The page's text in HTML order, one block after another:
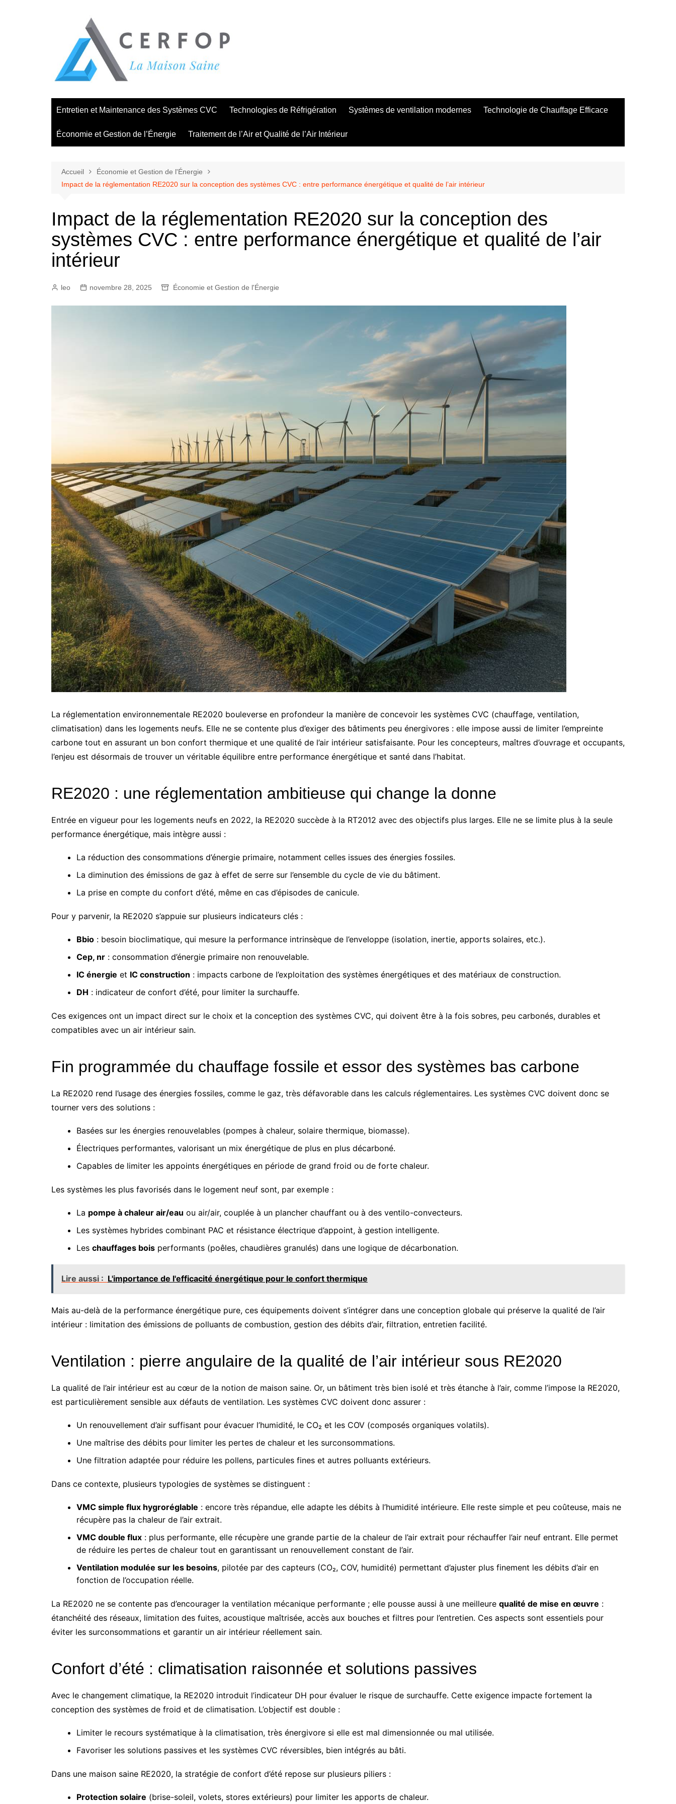
Entretien et Maintenance des Systèmes CVC Technologies de Réfrigération Systèmes de ventilation modernes Technologie de Chauffage Efficace
Économie et Gestion de l’Énergie Traitement de l’Air et Qualité de l’Air Intérieur
Accueil
Économie et Gestion de l'Énergie
Impact de la réglementation RE2020 sur la conception des systèmes CVC : entre performance énergétique et qualité de l’air intérieur
Impact de la réglementation RE2020 sur la conception des
systèmes CVC : entre performance énergétique et qualité de l’air
intérieur
leo novembre 28, 2025 Économie et Gestion de l'Énergie
La réglementation environnementale RE2020 bouleverse en profondeur la manière de concevoir les systèmes CVC (chauffage, ventilation,
climatisation) dans les logements neufs. Elle ne se contente plus d’exiger des bâtiments peu énergivores : elle impose aussi de limiter l’empreinte
carbone tout en assurant un bon confort thermique et une qualité de l’air intérieur satisfaisante. Pour les concepteurs, maîtres d’ouvrage et occupants,
l’enjeu est désormais de trouver un véritable équilibre entre performance énergétique et santé dans l’habitat.
RE2020 : une réglementation ambitieuse qui change la donne
Entrée en vigueur pour les logements neufs en 2022, la RE2020 succède à la RT2012 avec des objectifs plus larges. Elle ne se limite plus à la seule
performance énergétique, mais intègre aussi :
La réduction des consommations d’énergie primaire, notamment celles issues des énergies fossiles.
La diminution des émissions de gaz à effet de serre sur l’ensemble du cycle de vie du bâtiment.
La prise en compte du confort d’été, même en cas d’épisodes de canicule.
Pour y parvenir, la RE2020 s’appuie sur plusieurs indicateurs clés :
Bbio : besoin bioclimatique, qui mesure la performance intrinsèque de l’enveloppe (isolation, inertie, apports solaires, etc.).
Cep, nr : consommation d’énergie primaire non renouvelable.
IC énergie et IC construction : impacts carbone de l’exploitation des systèmes énergétiques et des matériaux de construction.
DH : indicateur de confort d’été, pour limiter la surchauffe.
Ces exigences ont un impact direct sur le choix et la conception des systèmes CVC, qui doivent être à la fois sobres, peu carbonés, durables et
compatibles avec un air intérieur sain.
Fin programmée du chauffage fossile et essor des systèmes bas carbone
La RE2020 rend l’usage des énergies fossiles, comme le gaz, très défavorable dans les calculs réglementaires. Les systèmes CVC doivent donc se
tourner vers des solutions :
Basées sur les énergies renouvelables (pompes à chaleur, solaire thermique, biomasse).
Électriques performantes, valorisant un mix énergétique de plus en plus décarboné.
Capables de limiter les appoints énergétiques en période de grand froid ou de forte chaleur.
Les systèmes les plus favorisés dans le logement neuf sont, par exemple :
La pompe à chaleur air/eau ou air/air, couplée à un plancher chauffant ou à des ventilo-convecteurs.
Les systèmes hybrides combinant PAC et résistance électrique d’appoint, à gestion intelligente.
Les chauffages bois performants (poêles, chaudières granulés) dans une logique de décarbonation.
Lire aussi : L'importance de l'efficacité énergétique pour le confort thermique
Mais au-delà de la performance énergétique pure, ces équipements doivent s’intégrer dans une conception globale qui préserve la qualité de l’air
intérieur : limitation des émissions de polluants de combustion, gestion des débits d’air, filtration, entretien facilité.
Ventilation : pierre angulaire de la qualité de l’air intérieur sous RE2020
La qualité de l’air intérieur est au cœur de la notion de maison saine. Or, un bâtiment très bien isolé et très étanche à l’air, comme l’impose la RE2020,
est particulièrement sensible aux défauts de ventilation. Les systèmes CVC doivent donc assurer :
Un renouvellement d’air suffisant pour évacuer l’humidité, le CO₂ et les COV (composés organiques volatils).
Une maîtrise des débits pour limiter les pertes de chaleur et les surconsommations.
Une filtration adaptée pour réduire les pollens, particules fines et autres polluants extérieurs.
Dans ce contexte, plusieurs typologies de systèmes se distinguent :
VMC simple flux hygroréglable : encore très répandue, elle adapte les débits à l’humidité intérieure. Elle reste simple et peu coûteuse, mais ne
récupère pas la chaleur de l’air extrait.
VMC double flux : plus performante, elle récupère une grande partie de la chaleur de l’air extrait pour réchauffer l’air neuf entrant. Elle permet
de réduire les pertes de chaleur tout en garantissant un renouvellement constant de l’air.
Ventilation modulée sur les besoins, pilotée par des capteurs (CO₂, COV, humidité) permettant d’ajuster plus finement les débits d’air en
fonction de l’occupation réelle.
La RE2020 ne se contente pas d’encourager la ventilation mécanique performante ; elle pousse aussi à une meilleure qualité de mise en œuvre :
étanchéité des réseaux, limitation des fuites, acoustique maîtrisée, accès aux bouches et filtres pour l’entretien. Ces aspects sont essentiels pour
éviter les surconsommations et garantir un air intérieur réellement sain.
Confort d’été : climatisation raisonnée et solutions passives
Avec le changement climatique, la RE2020 introduit l’indicateur DH pour évaluer le risque de surchauffe. Cette exigence impacte fortement la
conception des systèmes de froid et de climatisation. L’objectif est double :
Limiter le recours systématique à la climatisation, très énergivore si elle est mal dimensionnée ou mal utilisée.
Favoriser les solutions passives et les systèmes CVC réversibles, bien intégrés au bâti.
Dans une maison saine RE2020, la stratégie de confort d’été repose sur plusieurs piliers :
Protection solaire (brise-soleil, volets, stores extérieurs) pour limiter les apports de chaleur.